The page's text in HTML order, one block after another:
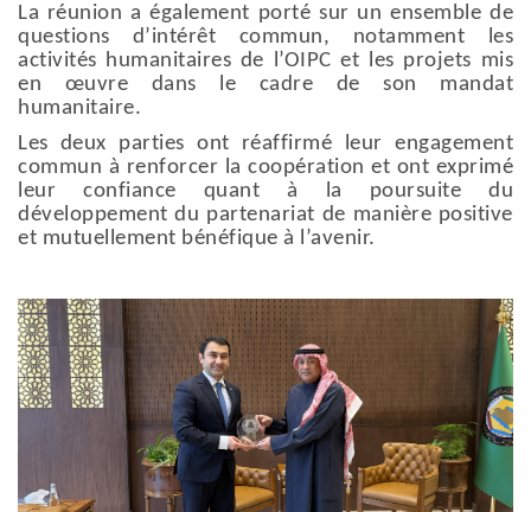
La réunion a également porté sur un ensemble de
questions d’intérêt commun, notamment les
activités humanitaires de l’OIPC et les projets mis
en œuvre dans le cadre de son mandat
humanitaire.
Les deux parties ont réaffirmé leur engagement
commun à renforcer la coopération et ont exprimé
leur confiance quant à la poursuite du
développement du partenariat de manière positive
et mutuellement bénéfique à l’avenir.